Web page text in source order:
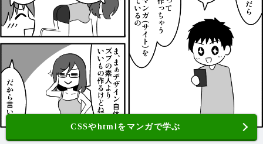
CSSやhtmlをマンガで学ぶ